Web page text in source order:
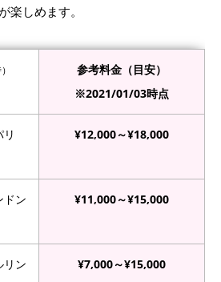
楽しめます。
参考料金（目安）
※2021/01/03時点
¥12,000～¥18,000
ン
¥11,000～¥15,000
ン
¥7,000～¥15,000